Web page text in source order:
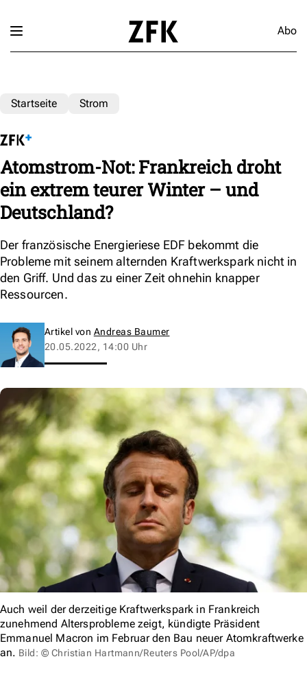
Abo
Startseite Strom
Atomstrom-Not: Frankreich droht
ein extrem teurer Winter – und
Deutschland?
Der französische Energieriese EDF bekommt die
Probleme mit seinem alternden Kraftwerkspark nicht in
den Griff. Und das zu einer Zeit ohnehin knapper
Ressourcen.
Artikel von Andreas Baumer
20.05.2022, 14:00 Uhr
Auch weil der derzeitige Kraftwerkspark in Frankreich
zunehmend Altersprobleme zeigt, kündigte Präsident
Emmanuel Macron im Februar den Bau neuer Atomkraftwerke
an. Bild: © Christian Hartmann/Reuters Pool/AP/dpa